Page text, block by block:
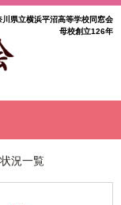
川県立横浜平沼高等学校同窓会
母校創立126年
況一覧